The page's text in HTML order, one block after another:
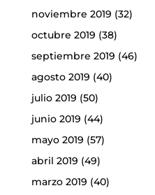
noviembre 2019 (32)
octubre 2019 (38)
septiembre 2019 (46)
agosto 2019 (40)
julio 2019 (50)
junio 2019 (44)
mayo 2019 (57)
abril 2019 (49)
marzo 2019 (40)